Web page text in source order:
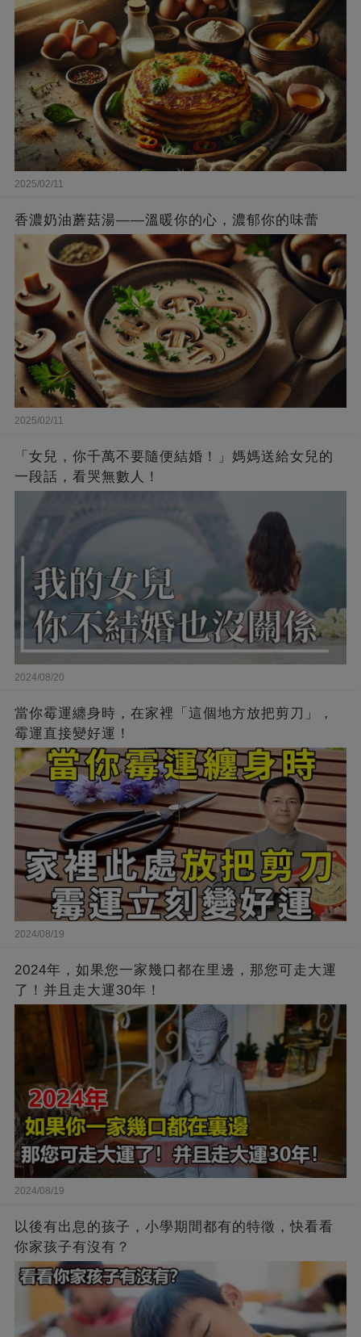
2025/02/11
香濃奶油蘑菇湯——溫暖你的心，濃郁你的味蕾
2025/02/11
「女兒，你千萬不要隨便結婚！」媽媽送給女兒的
一段話，看哭無數人！
2024/08/20
當你霉運纏身時，在家裡「這個地方放把剪刀」，
霉運直接變好運！
2024/08/19
2024年，如果您一家幾口都在里邊，那您可走大運
了！并且走大運30年！
2024/08/19
以後有出息的孩子，小學期間都有的特徵，快看看
你家孩子有沒有？